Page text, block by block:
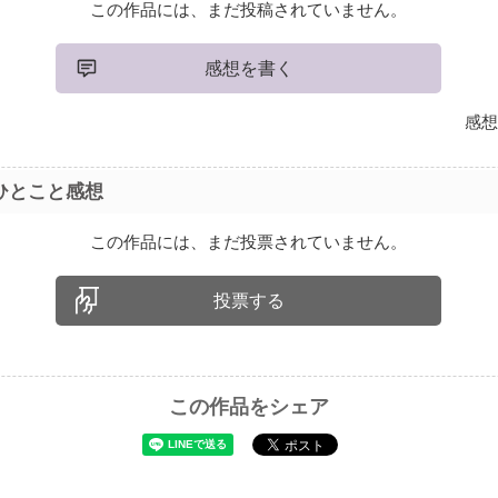
この作品には、まだ投稿されていません。
感想を書く
感
とこと感想
この作品には、まだ投票されていません。
投票する
この作品をシェア